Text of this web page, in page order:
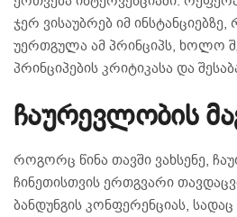
ჯერ ვისაუბრებ იმ
უერთგულა ამ პრინციპს, ხოლო
პრინციპების კრიტიკასა და
ჩაურევლობის
როგორც წინა თავში ვახსენე,
ჩინეთისთვის ერთგვარი
ბანდუნგის კონფერენციას,